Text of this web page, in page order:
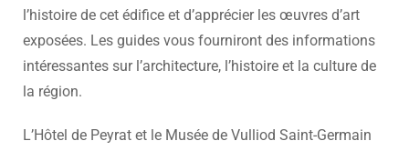
l’histoire de cet édifice et d’apprécier les œuvres d’art
exposées. Les guides vous fourniront des informations
intéressantes sur l’architecture, l’histoire et la culture de
la région.
L’Hôtel de Peyrat et le Musée de Vulliod Saint-Germain